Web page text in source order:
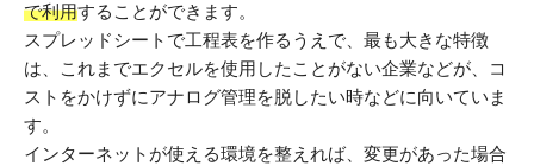
で利用することができます。
スプレッドシートで工程表を作るうえで、最も大きな特徴
は、これまでエクセルを使用したことがない企業などが、コ
ストをかけずにアナログ管理を脱したい時などに向いていま
す。
インターネットが使える環境を整えれば、変更があった場合